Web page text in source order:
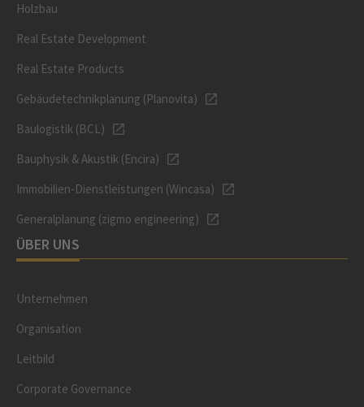
Holzbau
Real Estate Development
Real Estate Products
Gebäudetechnikplanung (Planovita)
Baulogistik (BCL)
Bauphysik & Akustik (Encira)
Immobilien-Dienstleistungen (Wincasa)
Generalplanung (zigmo engineering)
ÜBER UNS
Unternehmen
Organisation
Leitbild
Corporate Governance